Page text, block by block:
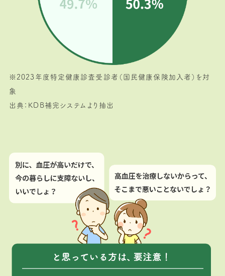
※2023年度特定健康診査受診者（国民健康保険加入者）を対
象
出典：KDB補完システムより抽出